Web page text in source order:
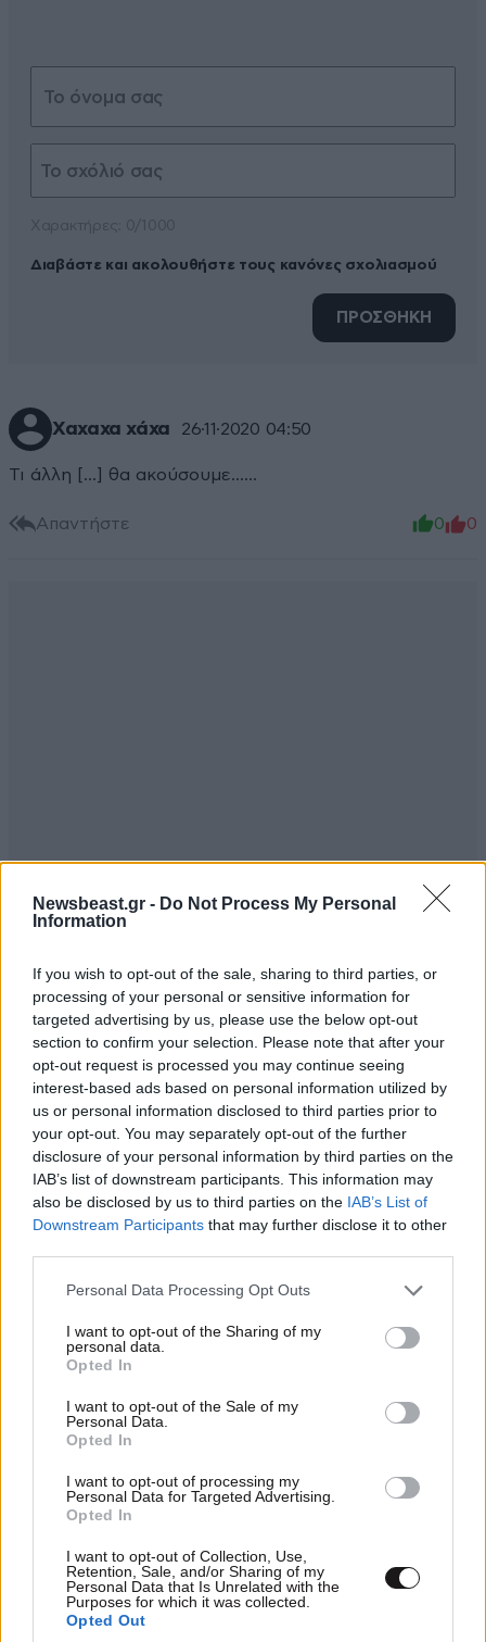
Newsbeast.gr - Do Not Process My Personal
Information
If you wish to opt-out of the sale, sharing to third parties, or
processing of your personal or sensitive information for
targeted advertising by us, please use the below opt-out
section to confirm your selection. Please note that after your
opt-out request is processed you may continue seeing
interest-based ads based on personal information utilized by
us or personal information disclosed to third parties prior to
your opt-out. You may separately opt-out of the further
disclosure of your personal information by third parties on the
IAB’s list of downstream participants. This information may
also be disclosed by us to third parties on the IAB’s List of
Downstream Participants that may further disclose it to other
Please note that this website/app uses one or more Google
not limited to your visit or usage behaviour. You may click to
grant or deny consent to Google and its third-party tags to
use your data for below specified purposes in below Google
consent section.
Personal Data Processing Opt Outs
I want to opt-out of the Sharing of my
personal data.
Opted In
I want to opt-out of the Sale of my
Personal Data.
Opted In
I want to opt-out of processing my
Personal Data for Targeted Advertising.
Opted In
I want to opt-out of Collection, Use,
Retention, Sale, and/or Sharing of my
Personal Data that Is Unrelated with the
Purposes for which it was collected.
Opted Out
Διαβάστε και ακολουθήστε τους κανόνες σχολιασμού
ΠΡΟΣΘΗΚΗ
Χαχαχα χάχα 26·11·2020 04:50
Τι άλλη [...] θα ακούσουμε......
Απαντήστε 0 0
Ασε ρε Ξανθε εδω ο κοσμος χανεται και σεις
μηρυκαζετε συνεχως τα ιδιωτικα και τα δημοσια. Τα
ιδιωτικα σχολεια τα προτιματε ομως ε ,??
Απαντήστε 0
Υπάλληλοι των μεγάλων
συμφερόντων
25·11·2020
23:21
συμφερόντων. Αυτοί έκαναν τον ανίκανο Κούλη
πρωθυπουργό, αυτοί τον στέλνουν αύριο στο σπίτι
Απαντήστε
Όχι μάγκα μου... Το 40% δεν είναι μέτοχοι
μεγάλων συμφερόντων.. Όσοι φαγαν τα
δόγματα του Τσίπρα και βολεύτηκαν καλά
έκαναν και τον ψήφισαν. Οι υπόλοιποι ήπιαμε
Πορτοκαλάδα αν δε το κατάλαβες.